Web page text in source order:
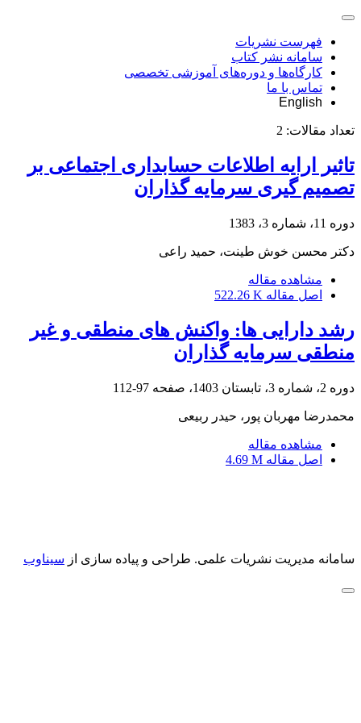
فهرست نشریات
سامانه نشر کتاب
کارگاه‌ها و دوره‌های آموزشی تخصصی
تماس با ما
English
تعداد مقالات: 2
تاثیر ارایه اطلاعات حسابداری اجتماعی بر
تصمیم گیری سرمایه گذاران
دوره 11، شماره 3، 1383
دکتر محسن خوش طینت، حمید راعی
مشاهده مقاله
اصل مقاله 522.26 K
رشد دارایی ها: واکنش های منطقی و غیر
منطقی سرمایه گذاران
دوره 2، شماره 3، تابستان 1403، صفحه 97-112
محمدرضا مهربان پور، حیدر ربیعی
مشاهده مقاله
اصل مقاله 4.69 M
سامانه مدیریت نشریات علمی. طراحی و پیاده سازی از سیناوب